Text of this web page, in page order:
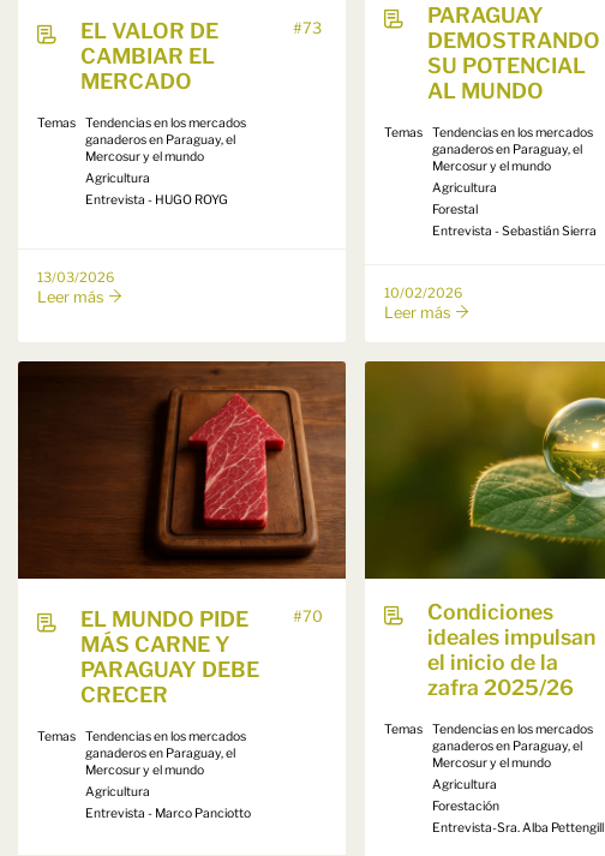
EL VALOR DE
CAMBIAR EL
MERCADO
#73
Temas
Tendencias en los mercados
ganaderos en Paraguay, el
Mercosur y el mundo
Agricultura
Entrevista - HUGO ROYG
13/03/2026
Leer más
PARAGUAY
DEMOSTRANDO
SU POTENCIAL
AL MUNDO
Temas
Tendencias en los mercados
ganaderos en Paraguay, el
Mercosur y el mundo
Agricultura
Forestal
Entrevista - Sebastián Sierra
10/02/2026
Leer más
EL MUNDO PIDE
MÁS CARNE Y
PARAGUAY DEBE
CRECER
#70
Temas
Tendencias en los mercados
ganaderos en Paraguay, el
Mercosur y el mundo
Agricultura
Entrevista - Marco Panciotto
Condiciones
ideales impulsan
el inicio de la
zafra 2025/26
Temas
Tendencias en los mercados
ganaderos en Paraguay, el
Mercosur y el mundo
Agricultura
Forestación
Entrevista-Sra. Alba Pettengill